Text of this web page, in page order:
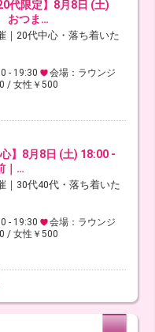
代限定】8月8日 (土)
おつま…
｜20代中心・落ち着いた
- 19:30
会場：ラウンジ
/ 女性￥500
心】8月8日 (土) 18:00 -
｜…
｜30代40代・落ち着いた
- 19:30
会場：ラウンジ
/ 女性￥500